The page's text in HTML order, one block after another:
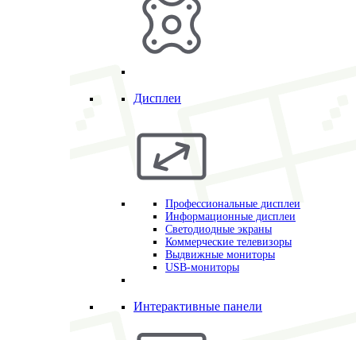
Дисплеи
Профессиональные дисплеи
Информационные дисплеи
Светодиодные экраны
Коммерческие телевизоры
Выдвижные мониторы
USB-мониторы
Интерактивные панели